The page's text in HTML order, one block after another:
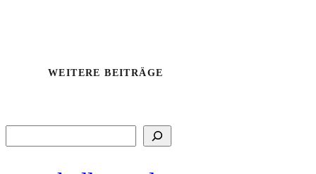
WEITERE BEITRÄGE